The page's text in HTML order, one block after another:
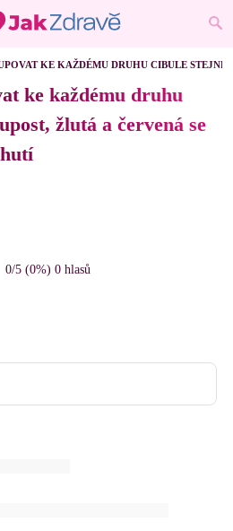
KE KAŽDÉMU DRUHU CIBULE STEJNĚ
ke každému druhu
žlutá a červená se
0/5 (0%) 0 hlasů